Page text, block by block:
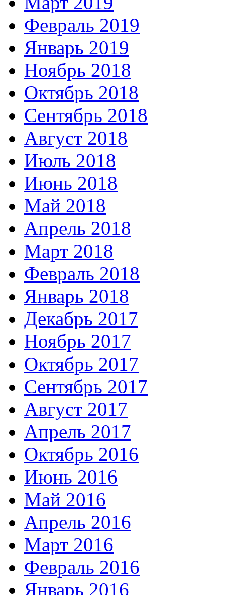
Февраль 2019
Январь 2019
Ноябрь 2018
Октябрь 2018
Сентябрь 2018
Август 2018
Июль 2018
Июнь 2018
Май 2018
Апрель 2018
Март 2018
Февраль 2018
Январь 2018
Декабрь 2017
Ноябрь 2017
Октябрь 2017
Сентябрь 2017
Август 2017
Апрель 2017
Октябрь 2016
Июнь 2016
Май 2016
Апрель 2016
Март 2016
Февраль 2016
Январь 2016